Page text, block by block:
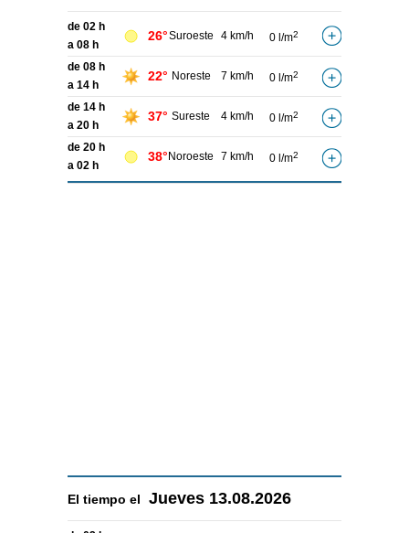
de 02 h
a 08 h
26°Suroeste 4 km/h 0 l/m2
de 08 h
a 14 h
22° Noreste 7 km/h 0 l/m2
de 14 h
a 20 h
37° Sureste 4 km/h 0 l/m2
de 20 h
a 02 h
38° Noroeste 7 km/h 0 l/m2
El tiempo el Jueves 13.08.2026